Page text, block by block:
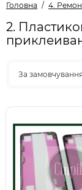
Головна 4.
2.
За